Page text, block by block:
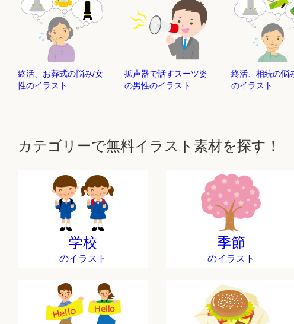
終活、お葬式の悩み/女
性のイラスト
拡声器で話すスーツ姿
の男性のイラスト
終活、相続の悩
のイラスト
カテゴリーで無料イラスト素材を探す！
学校
のイラスト
季節
のイラスト